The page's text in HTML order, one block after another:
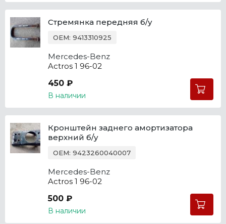
Стремянка передняя б/у
OEM: 9413310925
Mercedes-Benz
Actros 1 96-02
450 ₽
В наличии
Кронштейн заднего амортизатора
верхний б/у
OEM: 9423260040007
Mercedes-Benz
Actros 1 96-02
500 ₽
В наличии